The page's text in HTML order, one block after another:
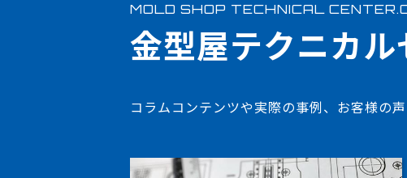
MOLD SHOP TECHNICAL
金型屋テクニカ
コラムコンテンツや実際の事例、お客様の声